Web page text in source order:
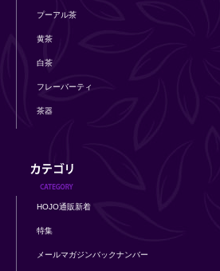
プーアル茶
黄茶
白茶
フレーバーティ
茶器
HOJO通販新着
特集
メールマガジンバックナンバー